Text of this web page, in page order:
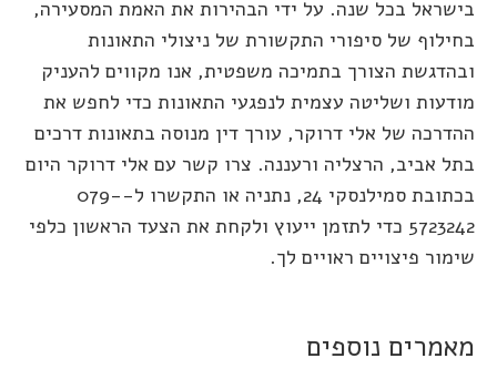
בישראל בכל שנה. על ידי הבהירות את האמת המסעירה,
בחילוף של סיפורי התקשורת של ניצולי התאונות
ובהדגשת הצורך בתמיכה משפטית, אנו מקווים להעניק
מודעות ושליטה עצמית לנפגעי התאונות כדי לחפש את
ההדרכה של אלי דרוקר, עורך דין מנוסה בתאונות דרכים
בתל אביב, הרצליה ורעננה. צרו קשר עם אלי דרוקר היום
בכתובת סמילנסקי 24, נתניה או התקשרו ל-079-
5723242 כדי לתזמן ייעוץ ולקחת את הצעד הראשון כלפי
שימור פיצויים ראויים לך.
מאמרים נוספים